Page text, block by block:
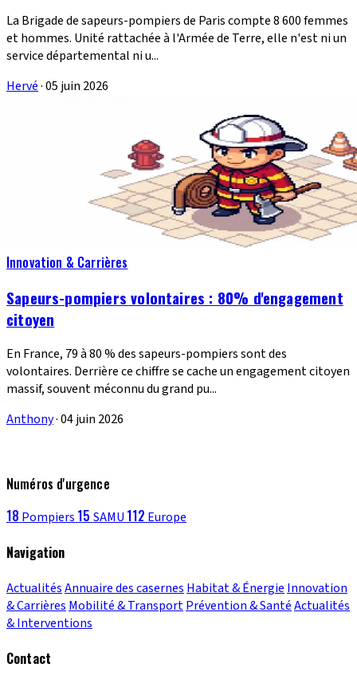
La Brigade de sapeurs-pompiers de Paris compte 8 600 femmes
et hommes. Unité rattachée à l'Armée de Terre, elle n'est ni un
service départemental ni u...
Hervé·05 juin 2026
Innovation & Carrières
Sapeurs-pompiers volontaires : 80% d'engagement
citoyen
En France, 79 à 80 % des sapeurs-pompiers sont des
volontaires. Derrière ce chiffre se cache un engagement citoyen
massif, souvent méconnu du grand pu...
Anthony·04 juin 2026
Numéros d'urgence
18 Pompiers 15 SAMU 112 Europe
Navigation
ActualitésAnnuaire des casernes Habitat & Énergie Innovation
& Carrières Mobilité & TransportPrévention & SantéActualités
& Interventions
Contact